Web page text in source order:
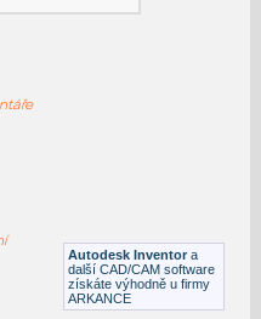
s automatickým
- viz tip 13750
Autodesk Inventor a
další CAD/CAM software
získáte výhodně u firmy
ARKANCE